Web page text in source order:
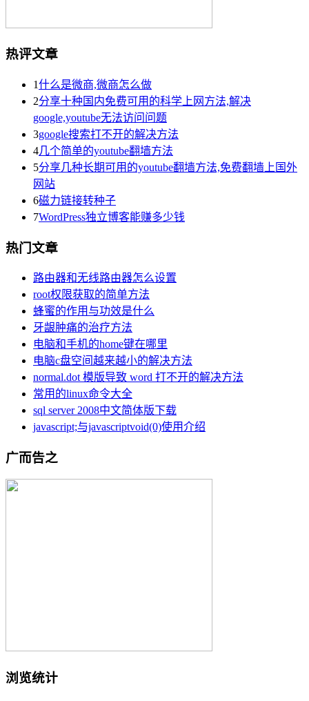
热评文章
1什么是微商,微商怎么做
2分享十种国内免费可用的科学上网方法,解决
google,youtube无法访问问题
3google搜索打不开的解决方法
4几个简单的youtube翻墙方法
5分享几种长期可用的youtube翻墙方法,免费翻墙上国外
网站
6磁力链接转种子
7WordPress独立博客能赚多少钱
热门文章
路由器和无线路由器怎么设置
root权限获取的简单方法
蜂蜜的作用与功效是什么
牙龈肿痛的治疗方法
电脑和手机的home键在哪里
电脑c盘空间越来越小的解决方法
normal.dot 模版导致 word 打不开的解决方法
常用的linux命令大全
sql server 2008中文简体版下载
javascript;与javascriptvoid(0)使用介绍
广而告之
浏览统计